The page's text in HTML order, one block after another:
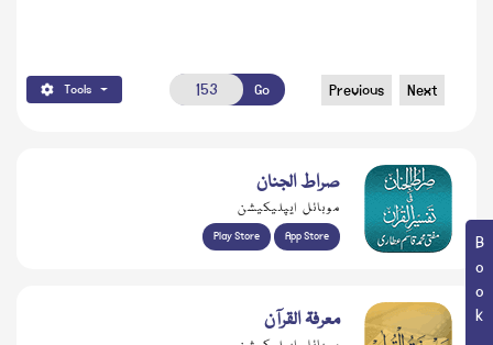
Tools Go Previous Next
صراط الجنان
موبائل ایپلیکیشن
Play Store App Store
معرفۃ القرآن